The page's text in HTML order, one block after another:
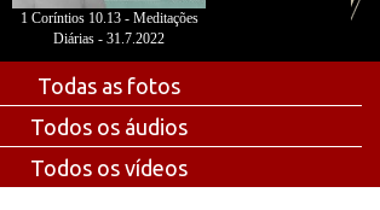
1 Coríntios 10.13 - Meditações
Diárias - 31.7.2022
Todas as fotos
Todos os áudios
Todos os vídeos